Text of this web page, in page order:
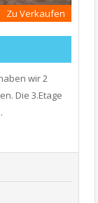
Zu Verkaufen
haben wir 2
Die 3.Etage